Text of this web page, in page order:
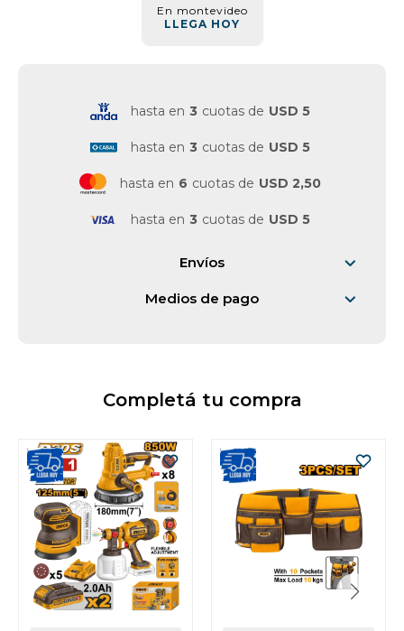
En montevideo
LLEGA HOY
hasta en 3 cuotas de USD 5
hasta en 3 cuotas de USD 5
hasta en 6 cuotas de USD 2,50
hasta en 3 cuotas de USD 5
Envíos
Medios de pago
Completá tu compra